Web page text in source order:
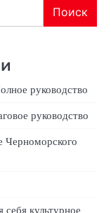
Поиск
руководство
руководство
Черноморского
культурное